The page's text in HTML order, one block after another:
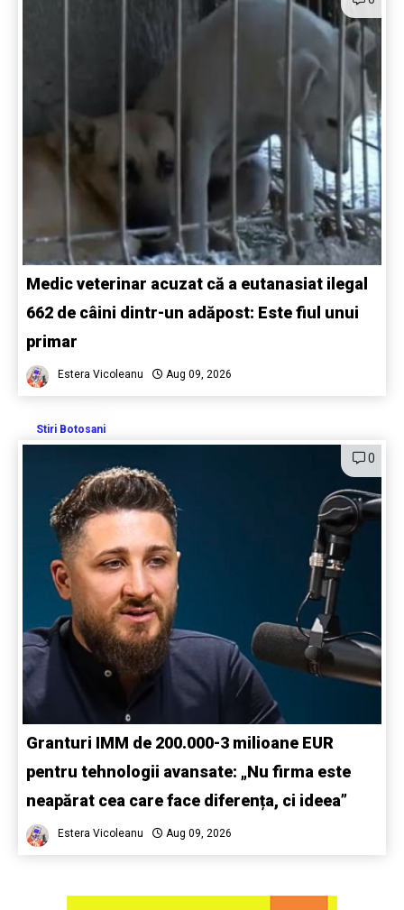
Medic veterinar acuzat că a eutanasiat ilegal
662 de câini dintr-un adăpost: Este fiul unui
primar
Estera Vicoleanu Aug 09, 2026
Stiri Botosani
0
Granturi IMM de 200.000-3 milioane EUR
pentru tehnologii avansate: „Nu firma este
neapărat cea care face diferența, ci ideea”
Estera Vicoleanu Aug 09, 2026